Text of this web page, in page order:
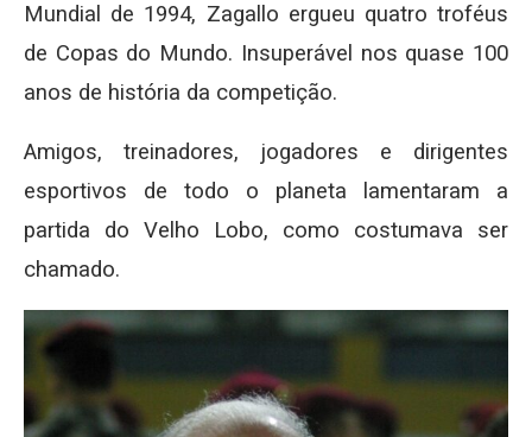
Mundial de 1994, Zagallo ergueu quatro troféus
de Copas do Mundo. Insuperável nos quase 100
anos de história da competição.
Amigos, treinadores, jogadores e dirigentes
esportivos de todo o planeta lamentaram a
partida do Velho Lobo, como costumava ser
chamado.